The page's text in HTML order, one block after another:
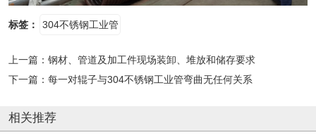
标签： 304不锈钢工业管
上一篇： 钢材、管道及加工件现场装卸、堆放和储存要求
下一篇： 每一对辊子与304不锈钢工业管弯曲无任何关系
相关推荐